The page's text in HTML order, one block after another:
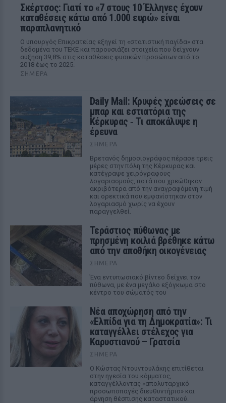
Σκέρτσος: Γιατί το «7 στους 10 Έλληνες έχουν
καταθέσεις κάτω από 1.000 ευρώ» είναι
παραπλανητικό
Ο υπουργός Επικρατείας εξηγεί τη «στατιστική παγίδα» στα
δεδομένα του ΤΕΚΕ και παρουσιάζει στοιχεία που δείχνουν
αύξηση 39,8% στις καταθέσεις φυσικών προσώπων από το
2018 έως το 2025.
ΣΉΜΕΡΑ
Daily Mail: Κρυφές χρεώσεις σε
μπαρ και εστιατόρια της
Κέρκυρας ‑ Τι αποκάλυψε η
έρευνα
ΣΉΜΕΡΑ
Βρετανός δημοσιογράφος πέρασε τρεις
μέρες στην πόλη της Κέρκυρας και
κατέγραψε χειρόγραφους
λογαριασμούς, ποτά που χρεώθηκαν
ακριβότερα από την αναγραφόμενη τιμή
και ορεκτικά που εμφανίστηκαν στον
λογαριασμό χωρίς να έχουν
παραγγελθεί.
Τεράστιος πύθωνας με
πρησμένη κοιλιά βρέθηκε κάτω
από την αποθήκη οικογένειας
ΣΉΜΕΡΑ
Ένα εντυπωσιακό βίντεο δείχνει τον
πύθωνα, με ένα μεγάλο εξόγκωμα στο
κέντρο του σώματός του
Νέα αποχώρηση από την
«Ελπίδα για τη Δημοκρατία»: Τι
καταγγέλλει στέλεχος για
Καρυστιανού – Γρατσία
ΣΉΜΕΡΑ
Ο Κώστας Ντουντουλάκης επιτίθεται
στην ηγεσία του κόμματος,
καταγγέλλοντας «απολυταρχικό
προσωποπαγές διευθυντήριο» και
άρνηση θέσπισης καταστατικού.